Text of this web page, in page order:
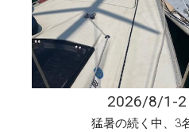
2026/8/1-2
猛暑の続く中、3